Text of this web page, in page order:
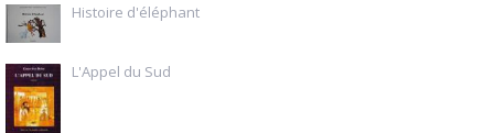
Histoire d'éléphant
L'Appel du Sud